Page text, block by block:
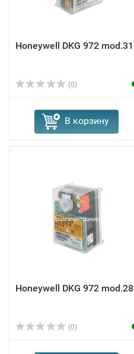
Honeywell DKG 972 mod.31
(0)
В корзину
Honeywell DKG 972 mod.28
(0)